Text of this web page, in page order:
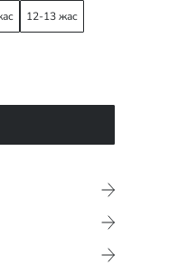
12-13 жас